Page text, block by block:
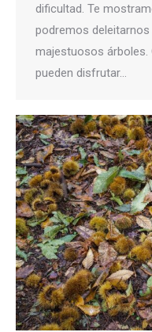
dificultad. Te
podremos
majestuosos árboles.
pueden disfrutar…